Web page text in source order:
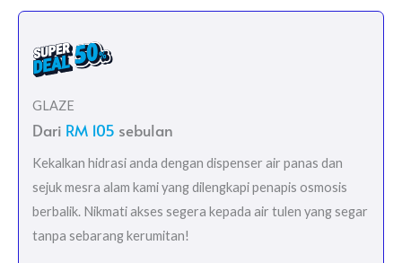
GLAZE
Dari RM 105 sebulan
Kekalkan hidrasi anda dengan dispenser air panas dan
sejuk mesra alam kami yang dilengkapi penapis osmosis
berbalik. Nikmati akses segera kepada air tulen yang segar
tanpa sebarang kerumitan!